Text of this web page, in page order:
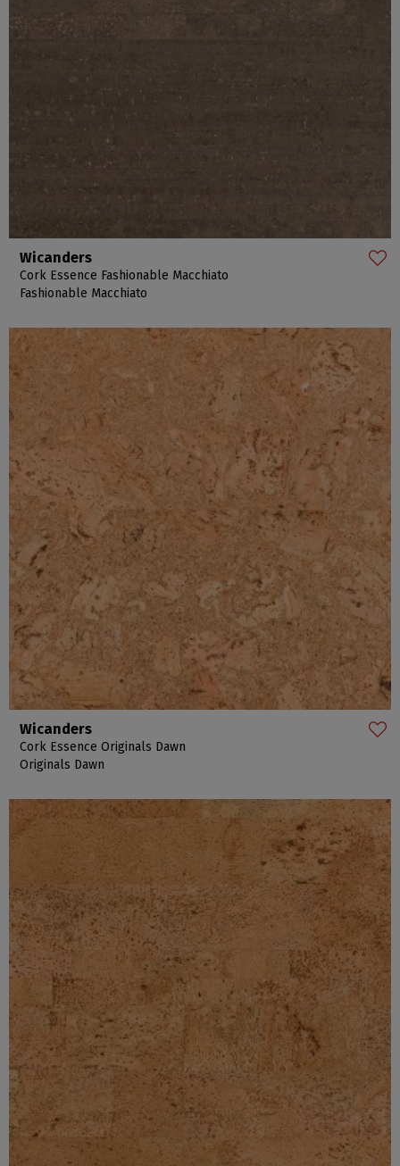
Wicanders
Cork Essence Fashionable Macchiato
Fashionable Macchiato
Wicanders
Cork Essence Originals Dawn
Originals Dawn